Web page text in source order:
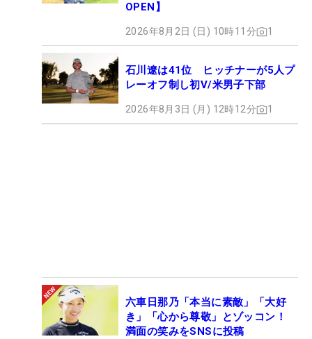
OPEN】
2026年8月2日 (日) 10時11分 1
石川遼は41位 ヒッチナーが5人プ
レーオフ制し初V/米男子下部
2026年8月3日 (月) 12時12分 1
六車日那乃「本当に素敵」「大好
き」「心から尊敬」とゾッコン！
満面の笑みをSNSに投稿